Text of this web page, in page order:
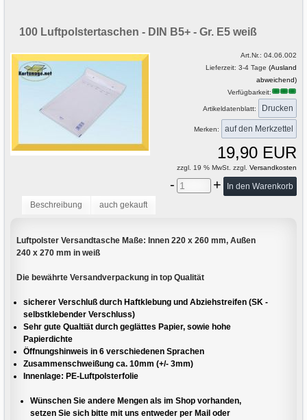
100 Luftpolstertaschen - DIN B5+ - Gr. E5 weiß
Art.Nr.: 04.06.002
Lieferzeit: 3-4 Tage (Ausland
abweichend)
Verfügbarkeit:
Artikeldatenblatt: Drucken
Merken:
19,90 EUR
zzgl. 19 % MwSt. zzgl. Versandkosten
- +
Beschreibung auch gekauft
Luftpolster Versandtasche Maße: Innen 220 x 260 mm, Außen
240 x 270 mm in weiß
Die bewährte Versandverpackung in top Qualität
sicherer Verschluß durch Haftklebung und Abziehstreifen (SK -
selbstklebender Verschluss)
Sehr gute Qualtiät durch geglättes Papier, sowie hohe
Papierdichte
Öffnungshinweis in 6 verschiedenen Sprachen
Zusammenschweißung ca. 10mm (+/- 3mm)
Innenlage: PE-Luftpolsterfolie
Wünschen Sie andere Mengen als im Shop vorhanden,
setzen Sie sich bitte mit uns entweder per Mail oder